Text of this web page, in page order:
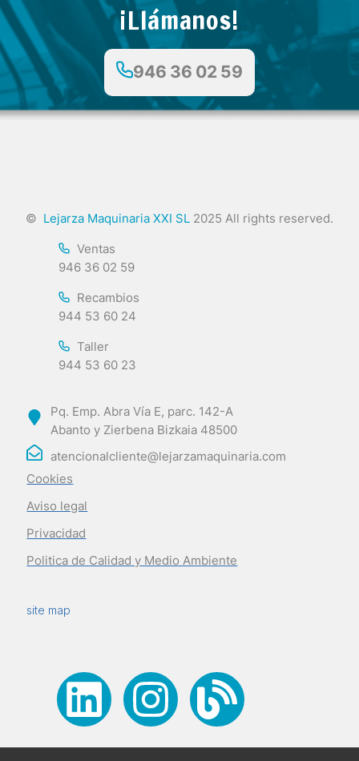
¡Llámanos!
946 36 02 59
© Lejarza Maquinaria XXI SL 2025 All rights reserved.
Ventas
946 36 02 59
Recambios
944 53 60 24
Taller
944 53 60 23
Pq. Emp. Abra Vía E, parc. 142-A
Abanto y Zierbena Bizkaia 48500
atencionalcliente@lejarzamaquinaria.com
Cookies
Aviso legal
Privacidad
Politica de Calidad y Medio Ambiente
site map